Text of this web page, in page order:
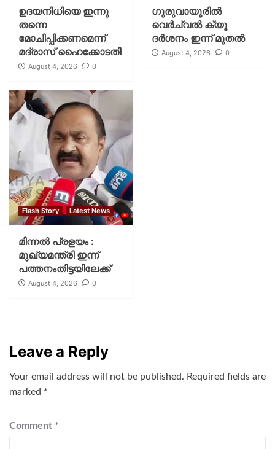
ഉദയനിധിയെ ഇന്നു
തന്നെ
മോചിപ്പിക്കണമെന്ന്
മദ്രാസ് ഹൈക്കോടതി
August 4, 2026 0
ഗുരുവായൂരില്‍
വെര്‍ച്വല്‍ ക്യൂ
ദര്‍ശനം ഇന്ന് മുതല്‍
August 4, 2026 0
Flash Story Latest News
മിന്നല്‍ പ്രളയം :
മുഖ്യമന്ത്രി ഇന്ന്
പത്തനംതിട്ടയിലേക്ക്
August 4, 2026 0
Leave a Reply
Your email address will not be published. Required fields are
marked *
Comment *